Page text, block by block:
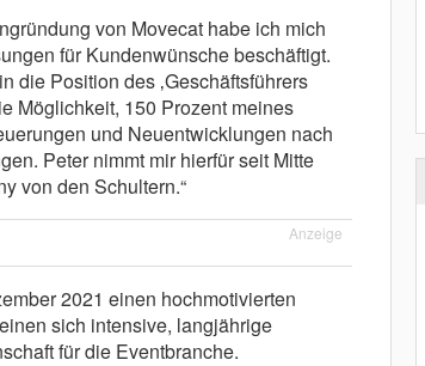
von Movecat habe ich mich
für Kundenwünsche beschäftigt.
die Position des ‚Geschäftsführers
Möglichkeit, 150 Prozent meines
und Neuentwicklungen nach
Peter nimmt mir hierfür seit Mitte
von den Schultern.“
Anzeige
2021 einen hochmotivierten
sich intensive, langjährige
für die Eventbranche.